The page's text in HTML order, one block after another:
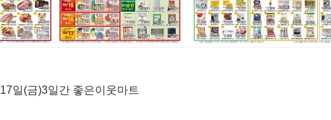
일(금)3일간 좋은이웃마트